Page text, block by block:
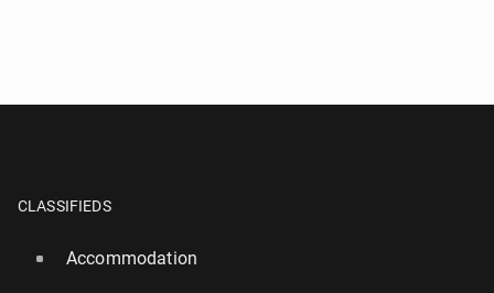
CLASSIFIEDS
Accommodation